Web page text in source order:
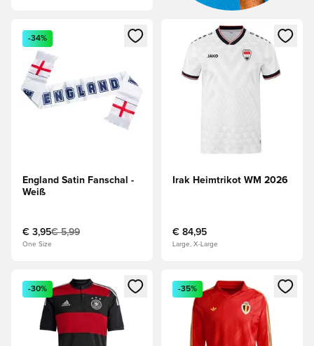
Öffnet ein Fenster zum Anmelden oder Registrieren als
-34%
England Satin Fanschal -
Weiß
€ 3,95€ 5,99
One Size
Öffnet ein Fenster zum
Irak Heimtrikot WM 2026
€ 84,95
Large, X-Large
Öffnet ein Fenster zum Anmelden oder Registrieren als
-30%
Öffnet ein Fenster zum
-35%